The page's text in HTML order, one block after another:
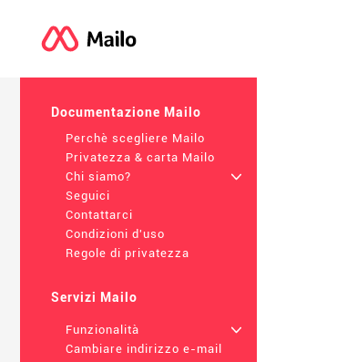
Documentazione Mailo
Perchè scegliere Mailo
Privatezza & carta Mailo
Chi siamo?
+
Seguici
Contattarci
Condizioni d'uso
Regole di privatezza
Servizi Mailo
Funzionalità
+
Cambiare indirizzo e-mail